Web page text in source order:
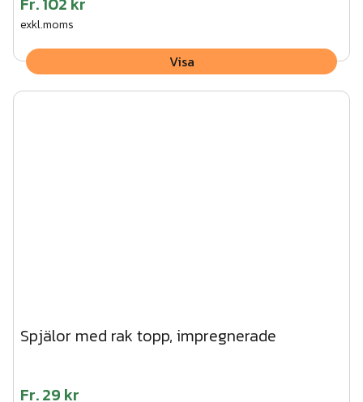
exkl.moms
Visa
Spjälor med rak topp, impregnerade
Fr.29 kr